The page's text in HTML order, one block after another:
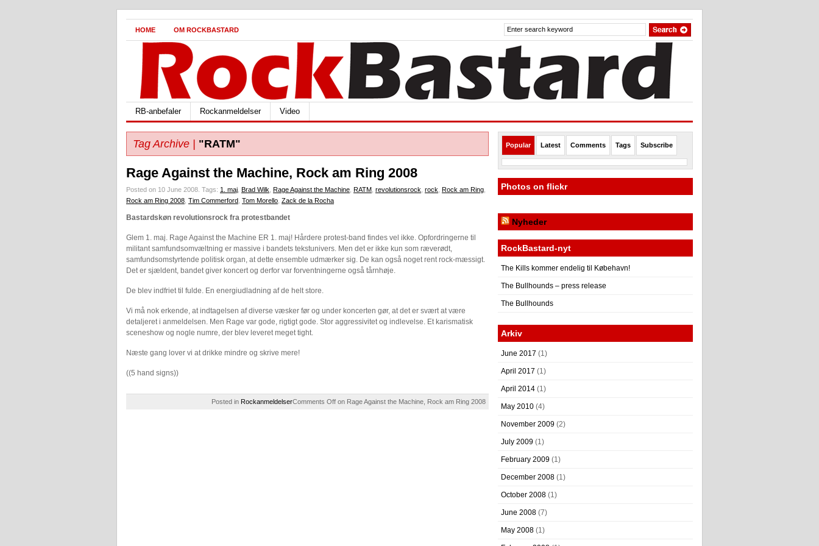
HOME OM ROCKBASTARD
RB-anbefaler Rockanmeldelser Video
Tag Archive | "RATM"
Rage Against the Machine, Rock am Ring 2008
Posted on 10 June 2008. Tags: 1. maj Brad Wilk Rage Against the Machine RATM revolutionsrock rock Rock am Ring
Rock am Ring 2008 Tim Commerford Tom Morello Zack de la Rocha
Bastardskøn revolutionsrock fra protestbandet
Glem 1. maj. Rage Against the Machine ER 1. maj! Hårdere protest-band findes vel ikke. Opfordringerne til
militant samfundsomvæltning er massive i bandets tekstunivers. Men det er ikke kun som ræverødt,
samfundsomstyrtende politisk organ, at dette ensemble udmærker sig. De kan også noget rent rock-mæssigt.
Det er sjældent, bandet giver koncert og derfor var forventningerne også tårnhøje.
De blev indfriet til fulde. En energiudladning af de helt store.
Vi må nok erkende, at indtagelsen af diverse væsker før og under koncerten gør, at det er svært at være
detaljeret i anmeldelsen. Men Rage var gode, rigtigt gode. Stor aggressivitet og indlevelse. Et karismatisk
sceneshow og nogle numre, der blev leveret meget tight.
Næste gang lover vi at drikke mindre og skrive mere!
((5 hand signs))
Posted in RockanmeldelserComments Off on Rage Against the Machine, Rock am Ring 2008
Popular Latest Comments Tags Subscribe
Photos on flickr
Nyheder
RockBastard-nyt
The Kills kommer endelig til Købehavn!
The Bullhounds – press release
The Bullhounds
Arkiv
June 2017 (1)
April 2017 (1)
April 2014 (1)
May 2010 (4)
November 2009 (2)
July 2009 (1)
February 2009 (1)
December 2008 (1)
October 2008 (1)
June 2008 (7)
May 2008 (1)